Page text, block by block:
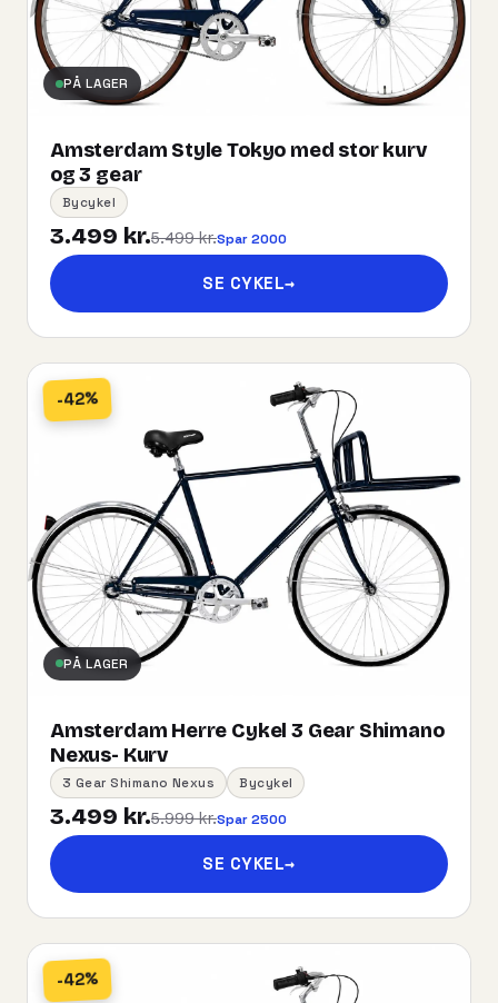
PÅ LAGER
Amsterdam Style Tokyo med stor kurv
og 3 gear
Bycykel
3.499 kr.5.499 kr.Spar 2000
SE CYKEL→
-42%
PÅ LAGER
Amsterdam Herre Cykel 3 Gear Shimano
Nexus- Kurv
3 Gear Shimano Nexus Bycykel
3.499 kr.5.999 kr.Spar 2500
SE CYKEL→
-42%